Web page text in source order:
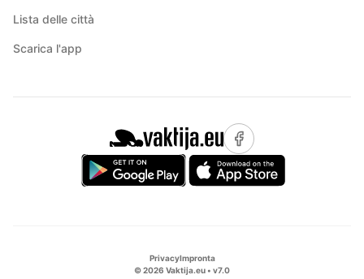
Lista delle città
Scarica l'app
PrivacyImpronta
©2026 Vaktija.eu • v7.0